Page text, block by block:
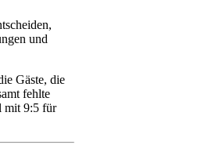
und
Gäste, die
fehlte
mit 9:5 für